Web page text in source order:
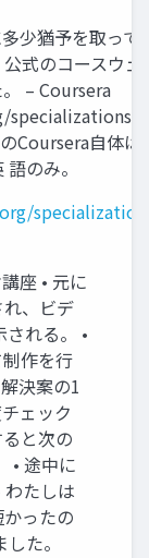
少猶予を取って
式のコースウ
– Coursera
specializations/
Coursera自体は
のみ。
座 • 元に
、ビデ
れる。 •
作を行
決案の1
ェック
と次の
• 途中に
たしは
ったの
た。